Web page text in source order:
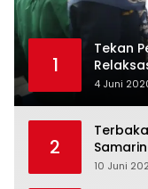
1
Tekan
4 Juni
2
10 Juni